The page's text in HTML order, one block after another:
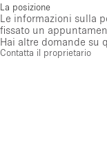
La posizione
Le informazioni sulla
fissato un
Hai altre domande su
Contatta il proprietario